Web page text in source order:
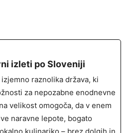
izleti po Sloveniji
raznolika država, ki
za nepozabne enodnevne
velikost omogoča, da v enem
naravne lepote, bogato